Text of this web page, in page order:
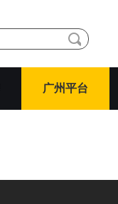
广州平台